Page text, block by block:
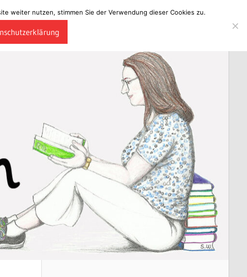
weiter nutzen, stimmen Sie der Verwendung dieser Cookies zu.